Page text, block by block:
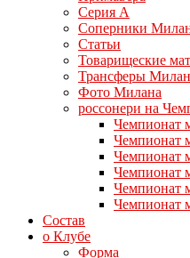
Серия А
Соперники
Статьи
Товарищеские
Трансферы
Фото Милана
россонери на
Чемпионат
Чемпионат
Чемпионат
Чемпионат
Чемпионат
Чемпионат
Состав
о Клубе
Форма